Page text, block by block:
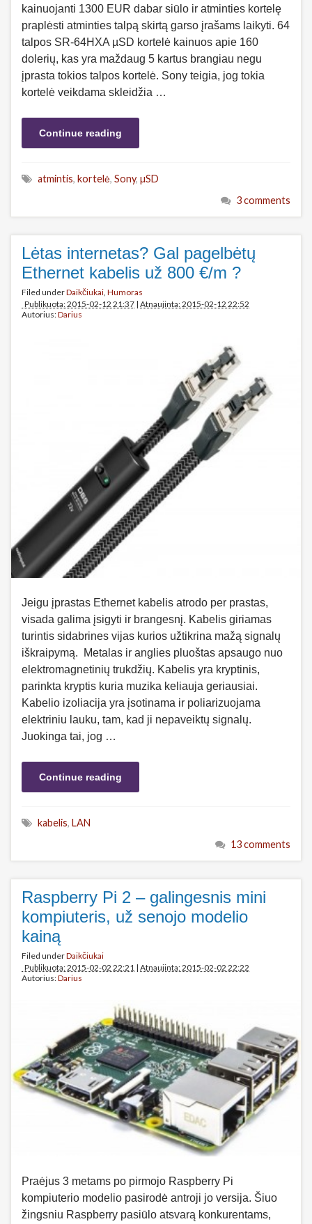
kainuojanti 1300 EUR dabar siūlo ir atminties kortelę
praplėsti atminties talpą skirtą garso įrašams laikyti. 64
talpos SR-64HXA µSD kortelė kainuos apie 160
dolerių, kas yra maždaug 5 kartus brangiau negu
įprasta tokios talpos kortelė. Sony teigia, jog tokia
kortelė veikdama skleidžia …
Continue reading
atmintis, kortelė, Sony, µSD
3 comments
Lėtas internetas? Gal pagelbėtų
Ethernet kabelis už 800 €/m ?
Filed underDaikčiukai, Humoras
Publikuota: 2015-02-12 21:37 | Atnaujinta: 2015-02-12 22:52
Autorius:Darius
Jeigu įprastas Ethernet kabelis atrodo per prastas,
visada galima įsigyti ir brangesnį. Kabelis giriamas
turintis sidabrines vijas kurios užtikrina mažą signalų
iškraipymą. Metalas ir anglies pluoštas apsaugo nuo
elektromagnetinių trukdžių. Kabelis yra kryptinis,
parinkta kryptis kuria muzika keliauja geriausiai.
Kabelio izoliacija yra įsotinama ir poliarizuojama
elektriniu lauku, tam, kad ji nepaveiktų signalų.
Juokinga tai, jog …
Continue reading
kabelis, LAN
13 comments
Raspberry Pi 2 – galingesnis mini
kompiuteris, už senojo modelio
kainą
Filed underDaikčiukai
Publikuota: 2015-02-02 22:21 | Atnaujinta: 2015-02-02 22:22
Autorius:Darius
Praėjus 3 metams po pirmojo Raspberry Pi
kompiuterio modelio pasirodė antroji jo versija. Šiuo
žingsniu Raspberry pasiūlo atsvarą konkurentams,